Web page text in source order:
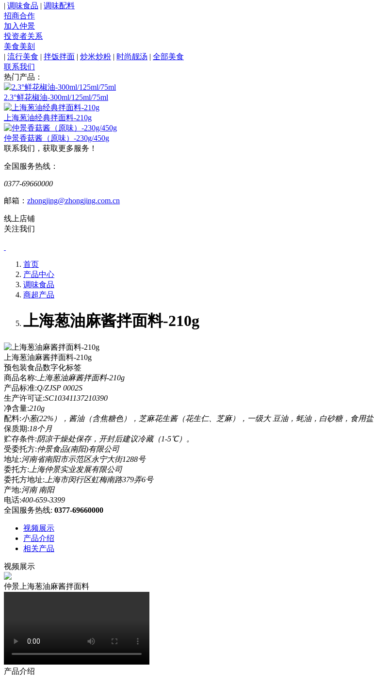
| 调味食品 | 调味配料
招商合作
加入仲景
投资者关系
美食美刻
| 流行美食 | 拌饭拌面 | 炒米炒粉 | 时尚靓汤 | 全部美食
联系我们
热门产品：
2.3°鲜花椒油-300ml/125ml/75ml
上海葱油经典拌面料-210g
仲景香菇酱（原味）-230g/450g
联系我们，获取更多服务！
全国服务热线：
0377-69660000
邮箱： zhongjing@zhongjing.com.cn
线上店铺
关注我们
首页
产品中心
调味食品
商超产品
上海葱油麻酱拌面料-210g
上海葱油麻酱拌面料-210g
预包装食品数字化标签
商品名称: 上海葱油麻酱拌面料-210g
产品标准:Q/ZJSP 0002S
生产许可证:SC10341137210390
净含量:210g
配料:小葱(22%），酱油（含焦糖色），芝麻花生酱（花生仁、芝麻），一级大 豆油，蚝油，白砂糖，食用盐
保质期:18个月
贮存条件:阴凉干燥处保存，开封后建议冷藏（1-5℃）。
受委托方:仲景食品(南阳)有限公司
地址:河南省南阳市示范区永宁大街1288号
委托方: 上海仲景实业发展有限公司
委托方地址: 上海市闵行区虹梅南路379弄6号
产地:河南 南阳
电话:400-659-3399
全国服务热线: 0377-69660000
视频展示
产品介绍
相关产品
视频展示
仲景上海葱油麻酱拌面料
产品介绍